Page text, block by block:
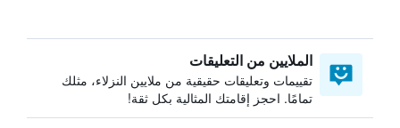
الملايين من التعليقات
تقييمات وتعليقات حقيقية من ملايين النزلاء، مثلك
تمامًا. احجز إقامتك المثالية بكل ثقة!